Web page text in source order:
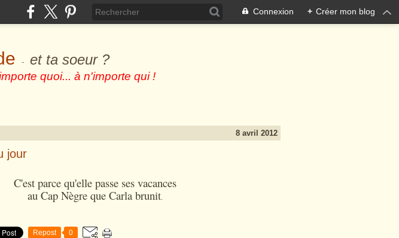
Connexion + Créer mon blog
- et ta soeur ?
quoi... à n'importe qui !
8 avril 2012
jour
C'est parce qu'elle passe ses vacances
au Cap Nègre que Carla brunit.
Repost 0